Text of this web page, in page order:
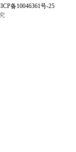
备10046361号-25